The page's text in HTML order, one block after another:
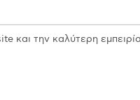
και την καλύτερη